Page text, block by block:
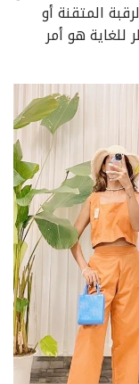
المتقنة أو
للغاية هو أمر